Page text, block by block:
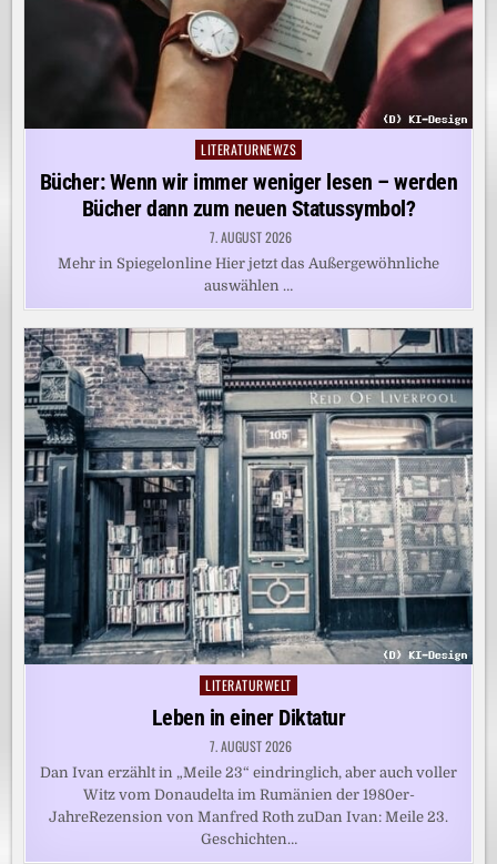
Posted
in
LITERATURNEWZS
Bücher: Wenn wir immer weniger lesen – werden
Bücher dann zum neuen Statussymbol?
7. AUGUST 2026
Mehr in Spiegelonline Hier jetzt das Außergewöhnliche
auswählen …
Posted
in
LITERATURWELT
Leben in einer Diktatur
7. AUGUST 2026
Dan Ivan erzählt in „Meile 23“ eindringlich, aber auch voller
Witz vom Donaudelta im Rumänien der 1980er-
JahreRezension von Manfred Roth zuDan Ivan: Meile 23.
Geschichten…